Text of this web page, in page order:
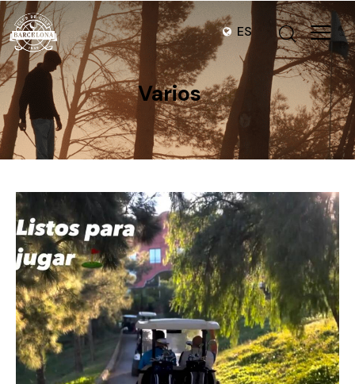
ES
Varios